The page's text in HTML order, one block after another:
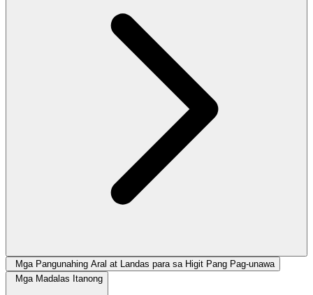
Mga Pangunahing Aral at Landas para sa Higit Pang Pag-unawa
Mga Madalas Itanong